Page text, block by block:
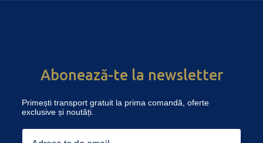
Abonează-te la newsletter
Primești transport gratuit la prima comandă, oferte
exclusive și noutăți.
Email